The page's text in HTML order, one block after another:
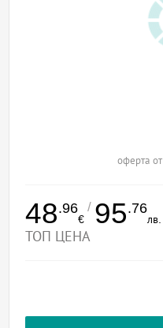
оферта от
48.96
€
/ 95.76
лв.
ТОП ЦЕНА